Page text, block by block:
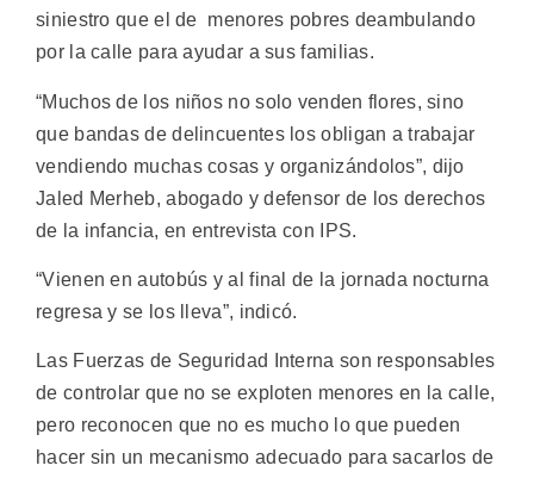
siniestro que el de menores pobres deambulando
por la calle para ayudar a sus familias.
“Muchos de los niños no solo venden flores, sino
que bandas de delincuentes los obligan a trabajar
vendiendo muchas cosas y organizándolos”, dijo
Jaled Merheb, abogado y defensor de los derechos
de la infancia, en entrevista con IPS.
“Vienen en autobús y al final de la jornada nocturna
regresa y se los lleva”, indicó.
Las Fuerzas de Seguridad Interna son responsables
de controlar que no se exploten menores en la calle,
pero reconocen que no es mucho lo que pueden
hacer sin un mecanismo adecuado para sacarlos de